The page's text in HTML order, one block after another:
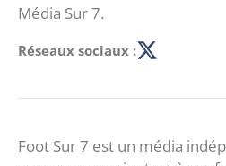
Média Sur 7.
Réseaux sociaux :
Foot Sur 7 est un média